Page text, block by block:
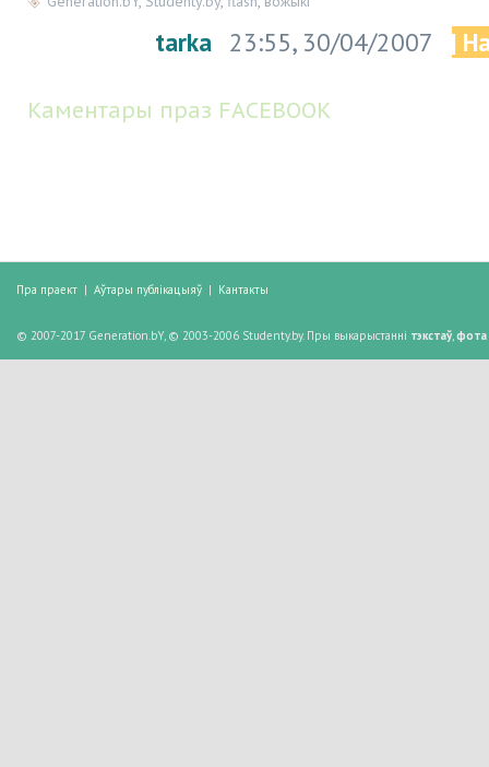
tarka 23:55, 30/04/2007 |
Каментары праз FACEBOOK
Пра праект | Аўтары публікацыяў | Кантакты
© 2007-2017 Generation.bY, © 2003-2006 Studenty.by. Пры выкарыстанні тэкстаў, фота